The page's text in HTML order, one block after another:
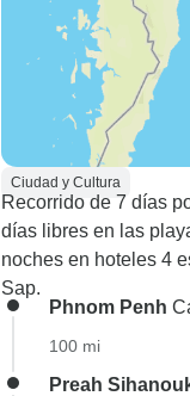
Ciudad y Cultura
Recorrido de 7 días
días libres en las
noches en hoteles 4
Sap.
Phnom Penh
100 mi
Preah